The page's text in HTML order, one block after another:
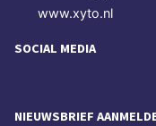
www.xyto.nl
SOCIAL MEDIA
NIEUWSBRIEF